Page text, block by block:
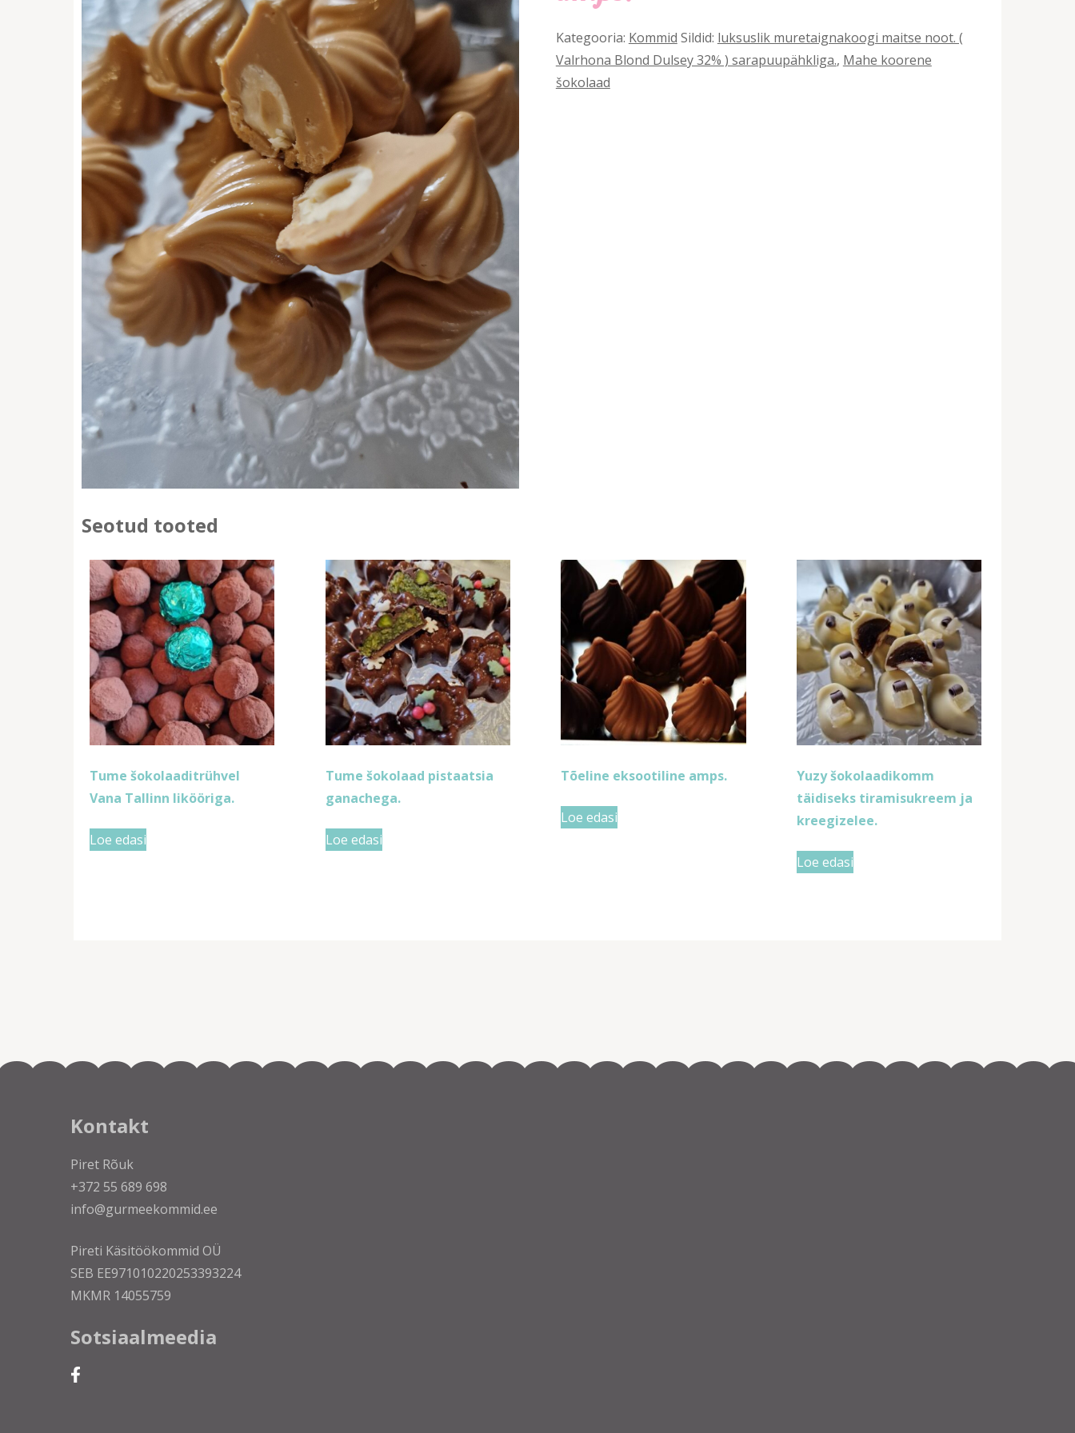
Kategooria: Kommid Sildid: luksuslik muretaignakoogi maitse noot. (
Valrhona Blond Dulsey 32% ) sarapuupähkliga., Mahe koorene
šokolaad
Seotud tooted
Tume šokolaaditrühvel
Vana Tallinn likööriga.
Loe edasi
Tume šokolaad pistaatsia
ganachega.
Loe edasi
Tõeline eksootiline amps.
Loe edasi
Yuzy šokolaadikomm
täidiseks tiramisukreem ja
kreegizelee.
Loe edasi
Kontakt
Piret Rõuk
+372 55 689 698
info@gurmeekommid.ee
Pireti Käsitöökommid OÜ
SEB EE971010220253393224
MKMR 14055759
Sotsiaalmeedia